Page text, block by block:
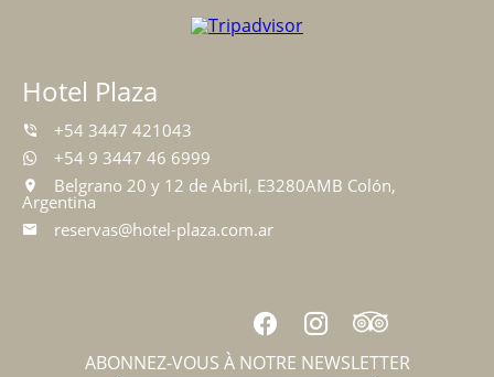
Hotel Plaza
+54 3447 421043
+54 9 3447 46 6999
Belgrano 20 y 12 de Abril, E3280AMB Colón,
Argentina
reservas@hotel-plaza.com.ar
ABONNEZ-VOUS À NOTRE NEWSLETTER